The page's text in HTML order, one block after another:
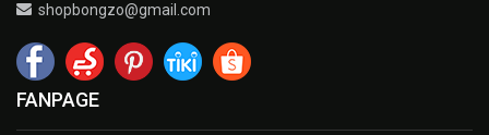
shopbongzo@gmail.com
FANPAGE